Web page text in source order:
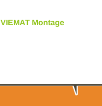
VIEMAT Montage